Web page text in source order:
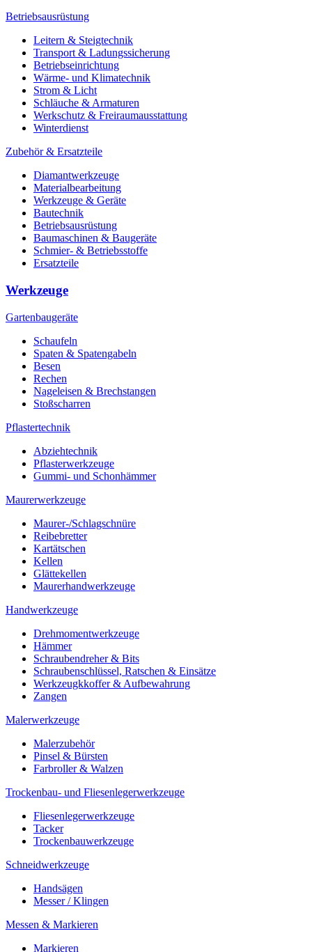
Betriebsausrüstung
Leitern & Steigtechnik
Transport & Ladungssicherung
Betriebseinrichtung
Wärme- und Klimatechnik
Strom & Licht
Schläuche & Armaturen
Werkschutz & Freiraumausstattung
Winterdienst
Zubehör & Ersatzteile
Diamantwerkzeuge
Materialbearbeitung
Werkzeuge & Geräte
Bautechnik
Betriebsausrüstung
Baumaschinen & Baugeräte
Schmier- & Betriebsstoffe
Ersatzteile
Werkzeuge
Gartenbaugeräte
Schaufeln
Spaten & Spatengabeln
Besen
Rechen
Nageleisen & Brechstangen
Stoßscharren
Pflastertechnik
Abziehtechnik
Pflasterwerkzeuge
Gummi- und Schonhämmer
Maurerwerkzeuge
Maurer-/Schlagschnüre
Reibebretter
Kartätschen
Kellen
Glättekellen
Maurerhandwerkzeuge
Handwerkzeuge
Drehmomentwerkzeuge
Hämmer
Schraubendreher & Bits
Schraubenschlüssel, Ratschen & Einsätze
Werkzeugkkoffer & Aufbewahrung
Zangen
Malerwerkzeuge
Malerzubehör
Pinsel & Bürsten
Farbroller & Walzen
Trockenbau- und Fliesenlegerwerkzeuge
Fliesenlegerwerkzeuge
Tacker
Trockenbauwerkzeuge
Schneidwerkzeuge
Handsägen
Messer / Klingen
Messen & Markieren
Markieren